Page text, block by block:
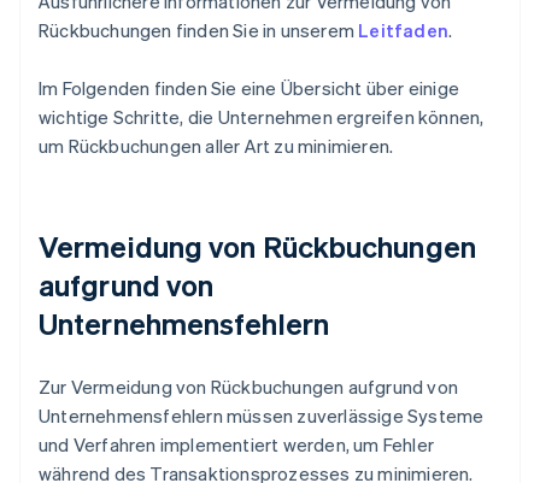
Rückbuchungen finden Sie in unserem Leitfaden.
Im Folgenden finden Sie eine Übersicht über einige
wichtige Schritte, die Unternehmen ergreifen können,
um Rückbuchungen aller Art zu minimieren.
Vermeidung von Rückbuchungen
aufgrund von
Unternehmensfehlern
Zur Vermeidung von Rückbuchungen aufgrund von
Unternehmensfehlern müssen zuverlässige Systeme
und Verfahren implementiert werden, um Fehler
während des Transaktionsprozesses zu minimieren.